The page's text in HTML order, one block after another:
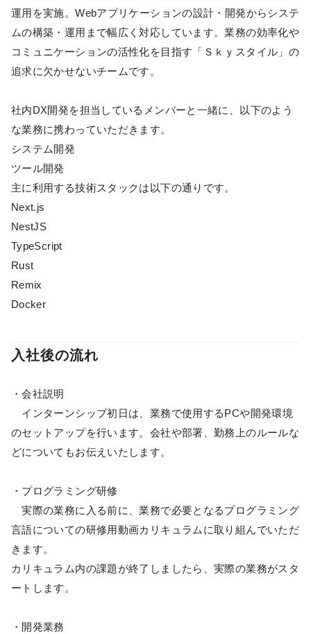
運用を実施。Webアプリケーションの設計・開発からシステ
ムの構築・運用まで幅広く対応しています。業務の効率化や
コミュニケーションの活性化を目指す「Ｓｋｙスタイル」の
追求に欠かせないチームです。
社内DX開発を担当しているメンバーと一緒に、以下のよう
な業務に携わっていただきます。
システム開発
ツール開発
主に利用する技術スタックは以下の通りです。
Next.js
NestJS
TypeScript
Rust
Remix
Docker
入社後の流れ
・会社説明
インターンシップ初日は、業務で使用するPCや開発環境
のセットアップを行います。会社や部署、勤務上のルールな
どについてもお伝えいたします。
・プログラミング研修
実際の業務に入る前に、業務で必要となるプログラミング
言語についての研修用動画カリキュラムに取り組んでいただ
きます。
カリキュラム内の課題が終了しましたら、実際の業務がスタ
ートします。
・開発業務